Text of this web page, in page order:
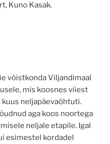
Kuno Kasak.
võistkonda Viljandimaal
mis koosnes viiest
neljapäevaõhtuti.
aga koos noortega
neljale etapile. Igal
esimestel kordadel